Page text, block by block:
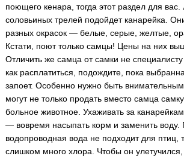
поющего кенара, тогда этот раздел для
соловьиных трелей подойдет канарейка.
разных окрасок — белые, серые, желтые,
Кстати, поют только самцы! Цены на них
Отличить же самца от самки не
как расплатиться, подождите, пока
запоет. Особенно нужно быть
могут не только продать вместо самца
больное животное. Ухаживать за
— вовремя насыпать корм и заменить воду.
водопроводная вода не подходит для птиц,
слишком много хлора. Чтобы он